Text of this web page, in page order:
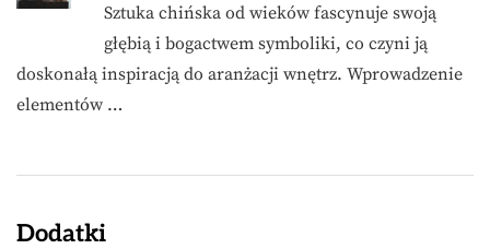
Sztuka chińska od wieków fascynuje swoją
głębią i bogactwem symboliki, co czyni ją
doskonałą inspiracją do aranżacji wnętrz. Wprowadzenie
elementów …
Dodatki